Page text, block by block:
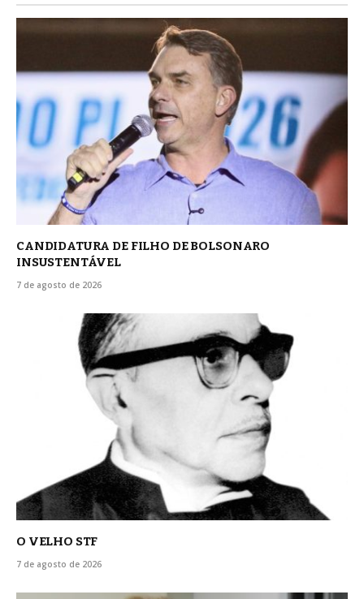
CANDIDATURA DE FILHO DE BOLSONARO
INSUSTENTÁVEL
7 de agosto de 2026
O VELHO STF
7 de agosto de 2026